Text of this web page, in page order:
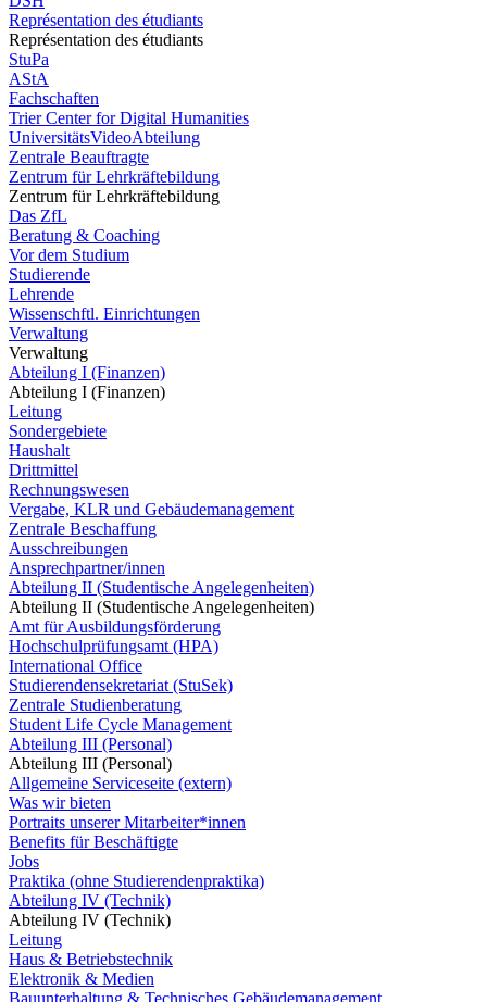
Représentation des étudiants
Représentation des étudiants
StuPa
AStA
Fachschaften
Trier Center for Digital Humanities
UniversitätsVideoAbteilung
Zentrale Beauftragte
Zentrum für Lehrkräftebildung
Zentrum für Lehrkräftebildung
Das ZfL
Beratung & Coaching
Vor dem Studium
Studierende
Lehrende
Wissenschftl. Einrichtungen
Verwaltung
Verwaltung
Abteilung I (Finanzen)
Abteilung I (Finanzen)
Leitung
Sondergebiete
Haushalt
Drittmittel
Rechnungswesen
Vergabe, KLR und Gebäudemanagement
Zentrale Beschaffung
Ausschreibungen
Ansprechpartner/innen
Abteilung II (Studentische Angelegenheiten)
Abteilung II (Studentische Angelegenheiten)
Amt für Ausbildungsförderung
Hochschulprüfungsamt (HPA)
International Office
Studierendensekretariat (StuSek)
Zentrale Studienberatung
Student Life Cycle Management
Abteilung III (Personal)
Abteilung III (Personal)
Allgemeine Serviceseite (extern)
Was wir bieten
Portraits unserer Mitarbeiter*innen
Benefits für Beschäftigte
Jobs
Praktika (ohne Studierendenpraktika)
Abteilung IV (Technik)
Abteilung IV (Technik)
Leitung
Haus & Betriebstechnik
Elektronik & Medien
Bauunterhaltung & Technisches Gebäudemanagement